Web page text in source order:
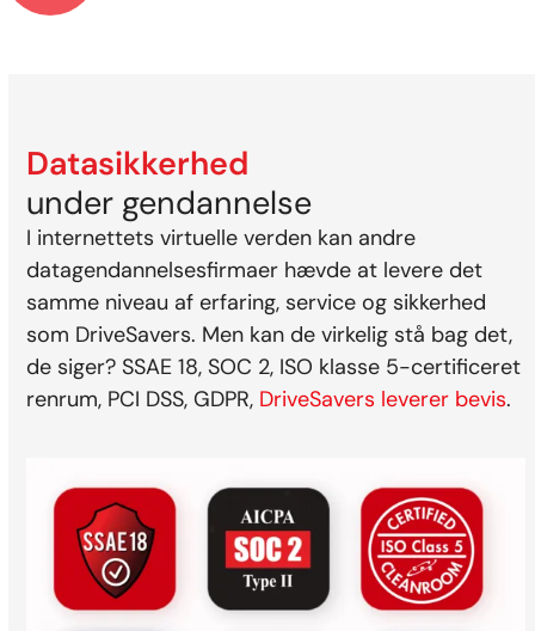
Datasikkerhed
under gendannelse
I internettets virtuelle verden kan andre
datagendannelsesfirmaer hævde at levere det
samme niveau af erfaring, service og sikkerhed
som DriveSavers. Men kan de virkelig stå bag det,
de siger? SSAE 18, SOC 2, ISO klasse 5-certificeret
renrum, PCI DSS, GDPR, DriveSavers leverer bevis.